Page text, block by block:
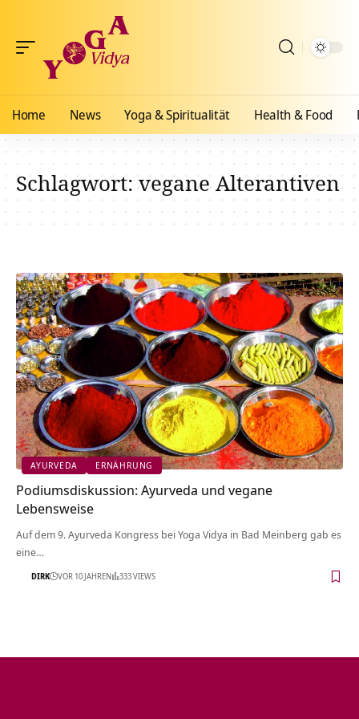
Home News Yoga & Spiritualität Health & Food
Schlagwort:vegane Alterantiven
AYURVEDA ERNÄHRUNG
Podiumsdiskussion: Ayurveda und vegane
Lebensweise
Auf dem 9. Ayurveda Kongress bei Yoga Vidya in Bad Meinberg gab es
eine…
DIRK VOR 10 JAHREN 333 VIEWS